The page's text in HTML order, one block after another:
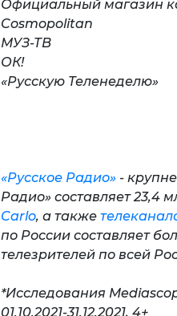
Официальный магазин
Cosmopolitan
МУЗ-ТВ
ОК!
«Русское Радио» -
Радио» составляет 23,4
Carlo, а также
по России составляет
телезрителей по всей
*Исследования